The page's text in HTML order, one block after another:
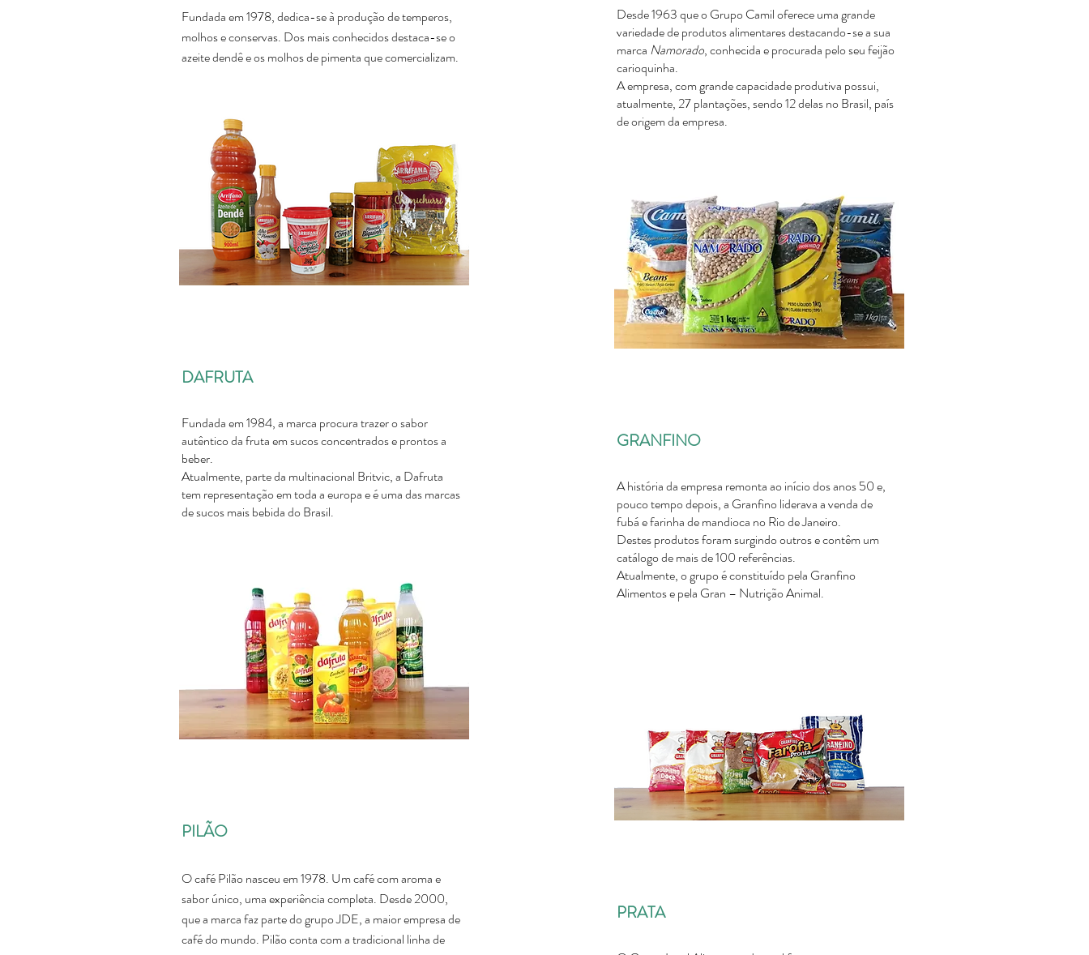
Fundada em 1978, dedica-se à produção de temperos,
molhos e conservas. Dos mais conhecidos destaca-se o
azeite dendê e os molhos de pimenta que comercializam.
DAFRUTA
Fundada em 1984, a marca procura trazer o sabor
autêntico da fruta em sucos concentrados e prontos a
beber.
Atualmente, parte da multinacional Britvic, a Dafruta
tem representação em toda a europa e é uma das marcas
de sucos mais bebida do Brasil.
PILÃO
O café Pilão nasceu em 1978. Um café com aroma e
sabor único, uma experiência completa. Desde 2000,
que a marca faz parte do grupo JDE, a maior empresa de
café do mundo. Pilão conta com a tradicional linha de
Desde 1963 que o Grupo Camil oferece uma grande
variedade de produtos alimentares destacando-se a sua
marca Namorado, conhecida e procurada pelo seu feijão
carioquinha.
A empresa, com grande capacidade produtiva possui,
atualmente, 27 plantações, sendo 12 delas no Brasil, país
de origem da empresa.
GRANFINO
A história da empresa remonta ao início dos anos 50 e,
pouco tempo depois, a Granfino liderava a venda de
fubá e farinha de mandioca no Rio de Janeiro.
Destes produtos foram surgindo outros e contêm um
catálogo de mais de 100 referências.
Atualmente, o grupo é constituído pela Granfino
Alimentos e pela Gran – Nutrição Animal.
PRATA